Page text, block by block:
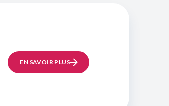
EN SAVOIR PLUS